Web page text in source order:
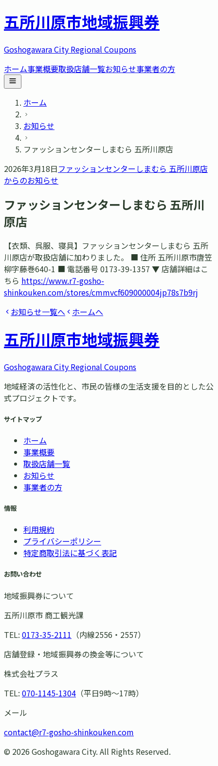
五所川原市地域振興券
Goshogawara City Regional Coupons
ホーム事業概要取扱店舗一覧お知らせ事業者の方
ホーム
お知らせ
ファッションセンターしまむら 五所川原店
2026年3月18日ファッションセンターしまむら 五所川原店
からのお知らせ
ファッションセンターしまむら 五所川
原店
【衣類、呉服、寝具】ファッションセンターしまむら 五所
川原店が取扱店舗に加わりました。 ■ 住所 五所川原市唐笠
柳字藤巻640-1 ■ 電話番号 0173-39-1357 ▼ 店舗詳細はこ
ちら https://www.r7-gosho-
shinkouken.com/stores/cmmvcf609000004jp78s7b9rj
お知らせ一覧へ
ホームへ
五所川原市地域振興券
Goshogawara City Regional Coupons
地域経済の活性化と、市民の皆様の生活支援を目的とした公
式プロジェクトです。
サイトマップ
ホーム
事業概要
取扱店舗一覧
お知らせ
事業者の方
情報
利用規約
プライバシーポリシー
特定商取引法に基づく表記
お問い合わせ
地域振興券について
五所川原市 商工観光課
TEL: 0173-35-2111 （内線2556・2557）
店舗登録・地域振興券の換金等について
株式会社プラス
TEL: 070-1145-1304 （平日9時〜17時）
メール
contact@r7-gosho-shinkouken.com
© 2026 Goshogawara City. All Rights Reserved.